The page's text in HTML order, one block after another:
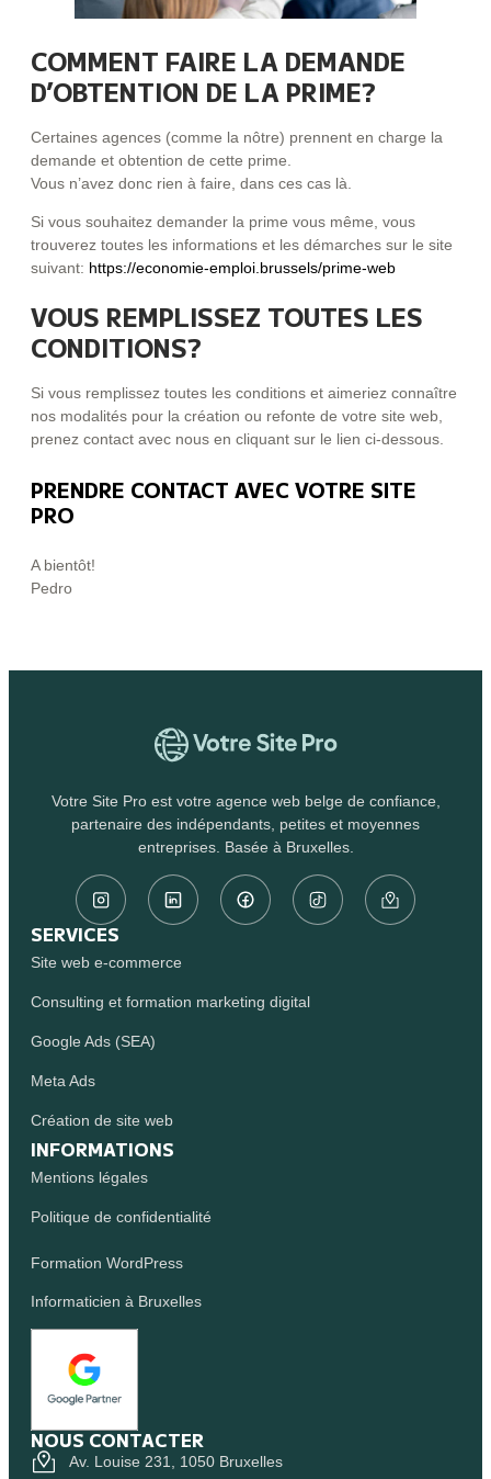
COMMENT FAIRE LA DEMANDE
D’OBTENTION DE LA PRIME?
Certaines agences (comme la nôtre) prennent en charge la
demande et obtention de cette prime.
Vous n’avez donc rien à faire, dans ces cas là.
Si vous souhaitez demander la prime vous même, vous
trouverez toutes les informations et les démarches sur le site
suivant: https://economie-emploi.brussels/prime-web
VOUS REMPLISSEZ TOUTES LES
CONDITIONS?
Si vous remplissez toutes les conditions et aimeriez connaître
nos modalités pour la création ou refonte de votre site web,
prenez contact avec nous en cliquant sur le lien ci-dessous.
PRENDRE CONTACT AVEC VOTRE SITE
PRO
A bientôt!
Pedro
Votre Site Pro est votre agence web belge de confiance,
partenaire des indépendants, petites et moyennes
entreprises. Basée à Bruxelles.
SERVICES
Site web e-commerce
Consulting et formation marketing digital
Google Ads (SEA)
Meta Ads
Création de site web
INFORMATIONS
Mentions légales
Politique de confidentialité
Formation WordPress
Informaticien à Bruxelles
NOUS CONTACTER
Av. Louise 231, 1050 Bruxelles